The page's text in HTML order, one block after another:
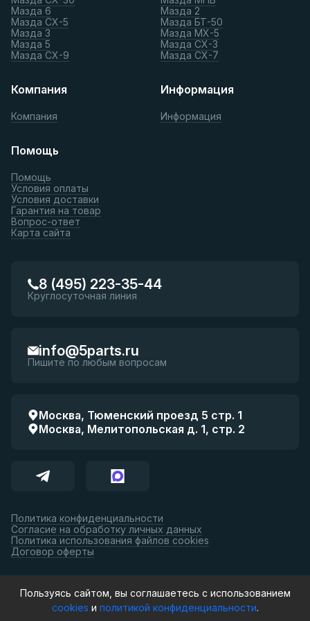
Мазда 6
Мазда СХ-5
Мазда 3
Мазда 5
Мазда СХ-9
Мазда 2
Мазда БТ-50
Мазда МХ-5
Мазда СХ-3
Мазда СХ-7
Компания
Компания
Информация
Информация
Помощь
Помощь
Условия оплаты
Условия доставки
Гарантия на товар
Вопрос-ответ
Карта сайта
8 (495) 223-35-44
Круглосуточная линия
info@5parts.ru
Пишите по любым вопросам
Москва, Тюменский проезд 5 стр. 1
Москва, Мелитопольская д. 1, стр. 2
Политика конфиденциальности
Согласие на обработку личных данных
Политика использования файлов cookies
Договор оферты
Принимаем к оплате:
Пользуясь сайтом, вы соглашаетесь с использованием
cookies и политикой конфиденциальности.